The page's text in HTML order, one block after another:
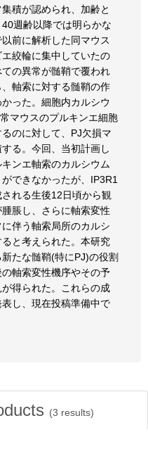
積が認められ、加齢と
週齢以降では明らかな
前に解析した同マウス
絞輪に集中していたの
の異常が髄鞘で覆われ
軸索に対する髄鞘の作
った。細胞内カルシウ
マウスのプルキンエ細胞
のに対して、PJ欠損マ
る。今回、当初計画し
ンエ軸索のカルシウム
できなかったが、IP3R1
れる生後12日頃から観
脹し、さらに軸索変性
伴う軸索局所のカルシ
と考えられた。本研究
たな髄鞘(特にPJ)の役割
軸索変性機序やその予
得られた。これらの成
し、現在投稿準備中で
(3 results)